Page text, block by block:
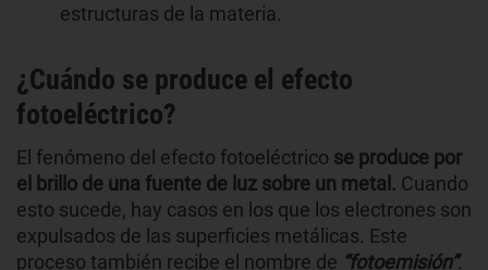
estructuras de la materia.
¿Cuándo se produce el efecto
fotoeléctrico?
El fenómeno del efecto fotoeléctrico se produce por
el brillo de una fuente de luz sobre un metal. Cuando
esto sucede, hay casos en los que los electrones son
expulsados de las superficies metálicas. Este
proceso también recibe el nombre de “fotoemisión”.